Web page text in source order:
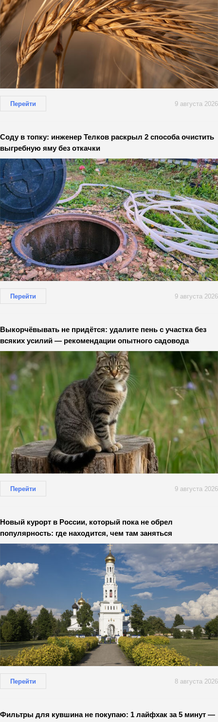
Перейти 9 августа 2026
Соду в топку: инженер Телков раскрыл 2 способа очистить
выгребную яму без откачки
Перейти 9 августа 2026
Выкорчёвывать не придётся: удалите пень с участка без
всяких усилий — рекомендации опытного садовода
Перейти 9 августа 2026
Новый курорт в России, который пока не обрел
популярность: где находится, чем там заняться
Перейти 8 августа 2026
Фильтры для кувшина не покупаю: 1 лайфхак за 5 минут —